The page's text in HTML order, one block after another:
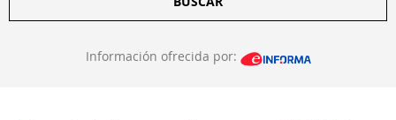
Información ofrecida por: